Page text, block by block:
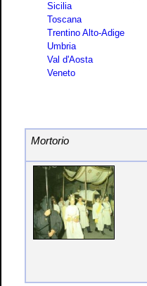
Sicilia
Toscana
Trentino Alto-Adige
Umbria
Val d'Aosta
Veneto
Mortorio